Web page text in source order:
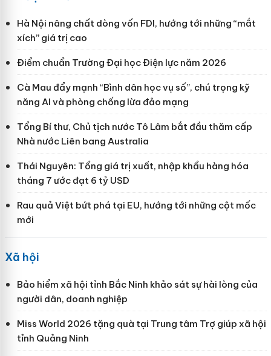
Hà Nội nâng chất dòng vốn FDI, hướng tới những “mắt
xích” giá trị cao
Điểm chuẩn Trường Đại học Điện lực năm 2026
Cà Mau đẩy mạnh “Bình dân học vụ số”, chú trọng kỹ
năng AI và phòng chống lừa đảo mạng
Tổng Bí thư, Chủ tịch nước Tô Lâm bắt đầu thăm cấp
Nhà nước Liên bang Australia
Thái Nguyên: Tổng giá trị xuất, nhập khẩu hàng hóa
tháng 7 ước đạt 6 tỷ USD
Rau quả Việt bứt phá tại EU, hướng tới những cột mốc
mới
Xã hội
Bảo hiểm xã hội tỉnh Bắc Ninh khảo sát sự hài lòng của
người dân, doanh nghiệp
Miss World 2026 tặng quà tại Trung tâm Trợ giúp xã hội
tỉnh Quảng Ninh